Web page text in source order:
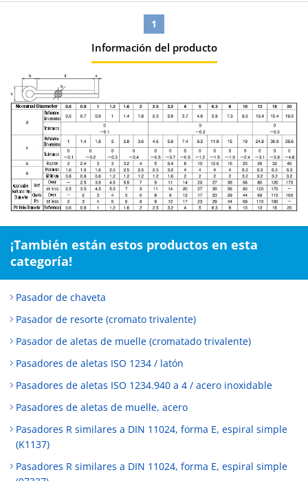
1
Información del producto
¡También están estos productos en esta
categoría!
Pasador de chaveta
Pasador de resorte (cromato trivalente)
Pasador de aletas de muelle (cromatado trivalente)
Pasadores de aletas ISO 1234 / latón
Pasadores de aletas ISO 1234.940 a 4 / acero inoxidable
Pasadores de aletas de muelle, acero
Pasadores R similares a DIN 11024, forma E, espiral simple
(K1137)
Pasadores R similares a DIN 11024, forma E, espiral simple